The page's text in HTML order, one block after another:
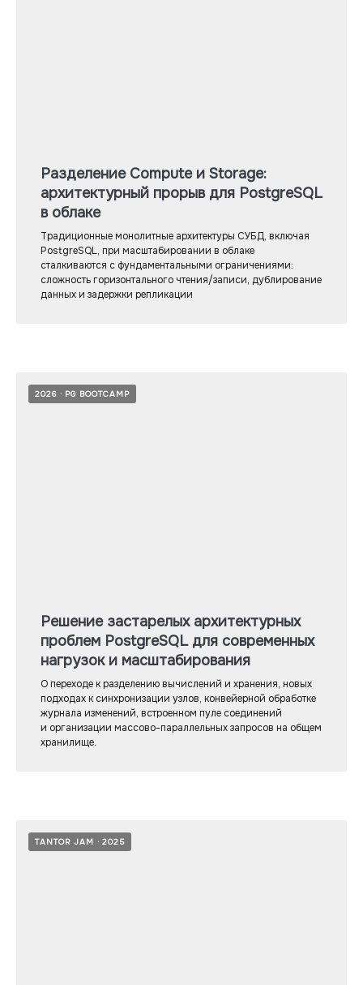
Разделение Compute и Storage:
архитектурный прорыв для PostgreSQL
в облаке
Традиционные монолитные архитектуры СУБД, включая
PostgreSQL, при масштабировании в облаке
сталкиваются с фундаментальными ограничениями:
сложность горизонтального чтения/записи, дублирование
данных и задержки репликации
2026 PG BOOTCAMP
Решение застарелых архитектурных
проблем PostgreSQL для современных
нагрузок и масштабирования
О переходе к разделению вычислений и хранения, новых
подходах к синхронизации узлов, конвейерной обработке
журнала изменений, встроенном пуле соединений
и организации массово-параллельных запросов на общем
хранилище.
TANTOR JAM 2025